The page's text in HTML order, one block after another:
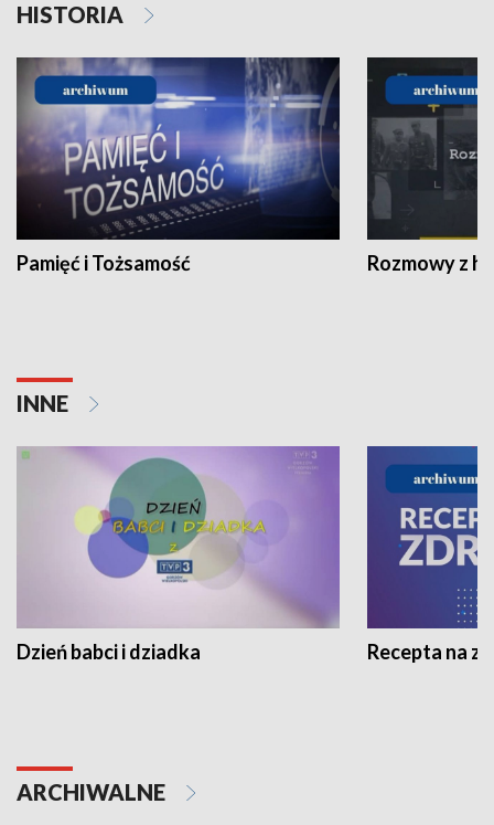
HISTORIA
Pamięć i Tożsamość Rozmowy z
INNE
Dzień babci i dziadka Recepta na
ARCHIWALNE